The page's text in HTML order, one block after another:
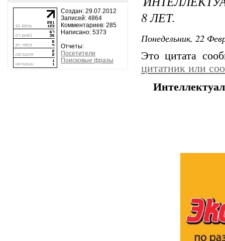
Создан: 29.07.2012
Записей: 4864
Комментариев: 285
Написано: 5373
Отчеты:
Посетители
Поисковые фразы
8 ЛЕТ.
Понедельник, 22
Это цитата
цитатник или